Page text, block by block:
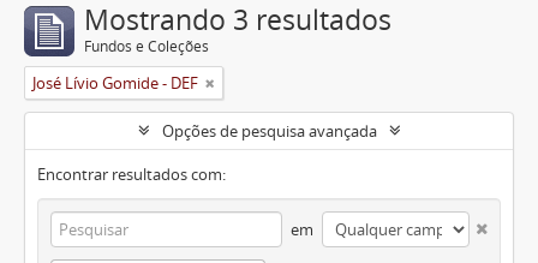
Mostrando 3 resultados
Fundos e Coleções
José Lívio Gomide - DEF
Opções de pesquisa avançada
Encontrar resultados com:
em